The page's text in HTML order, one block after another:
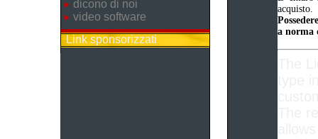
dicono di noi
video software
Link sponsorizzati
acquisto.
a norma